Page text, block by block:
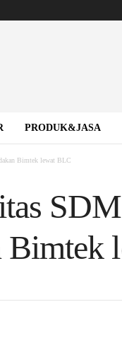
PRODUK&JASA
Bimtek lewat BLC
Bimtek